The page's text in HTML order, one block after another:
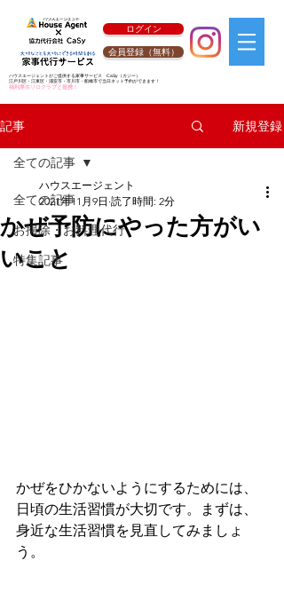
ログイン
会員登録（無料）
ハウスエージェントがご提供する家事サービス CaSy （カジー）
江戸川区・江東区・浦安市・市川市・船橋市で当日ネット予約ができます！
福利厚生リロクラブと提携！
記事 新規登録
全ての記事
お掃除・お料理代行
特集記事
全ての記事
かぜ予防にやった方がい
いこと
ハウスエージェント
2021年11月9日 読了時間: 2分
かぜをひかないようにするためには、
日頃の生活習慣が大切です。まずは、
身近な生活習慣を見直してみましょ
う。